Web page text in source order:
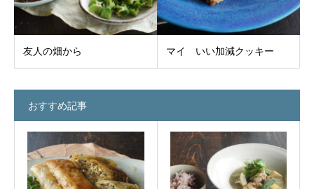
友人の畑から マイ いい加減クッキー
おすすめ記事